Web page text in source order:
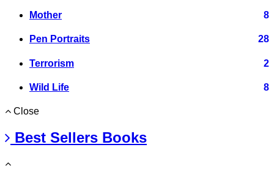
Mother 8
Pen Portraits 28
Terrorism 2
Wild Life 8
Close
Best Sellers Books